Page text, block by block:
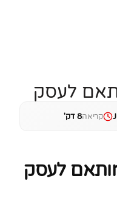
קריאה8 דק'